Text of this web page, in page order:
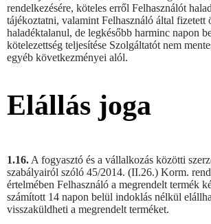
rendelkezésére, köteles erről Felhasználót
tájékoztatni, valamint Felhasználó által fizetett
haladéktalanul, de legkésőbb harminc napon
kötelezettség teljesítése Szolgáltatót nem
egyéb következményei alól.
Elállás joga
1.16. A fogyasztó és a vállalkozás közötti
szabályairól szóló 45/2014. (II.26.) Korm.
értelmében Felhasználó a megrendelt termék
számított 14 napon belül indoklás nélkül
visszaküldheti a megrendelt terméket.